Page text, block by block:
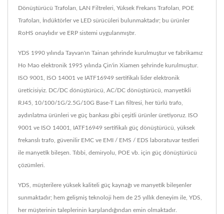
Dönüştürücü Trafoları, LAN Filtreleri, Yüksek Frekans Trafoları, POE
Trafoları, İndüktörler ve LED sürücüleri bulunmaktadır; bu ürünler
RoHS onaylıdır ve ERP sistemi uygulanmıştır.
YDS 1990 yılında Tayvan'ın Tainan şehrinde kurulmuştur ve fabrikamız
Ho Mao elektronik 1995 yılında Çin'in Xiamen şehrinde kurulmuştur.
ISO 9001, ISO 14001 ve IATF16949 sertifikalı lider elektronik
üreticisiyiz. DC/DC dönüştürücü, AC/DC dönüştürücü, manyetikli
RJ45, 10/100/1G/2.5G/10G Base-T Lan filtresi, her türlü trafo,
aydınlatma ürünleri ve güç bankası gibi çeşitli ürünler üretiyoruz. ISO
9001 ve ISO 14001, IATF16949 sertifikalı güç dönüştürücü, yüksek
frekanslı trafo, güvenilir EMC ve EMI / EMS / EDS laboratuvar testleri
ile manyetik bileşen. Tıbbi, demiryolu, POE vb. için güç dönüştürücü
çözümleri.
YDS, müşterilere yüksek kaliteli güç kaynağı ve manyetik bileşenler
sunmaktadır; hem gelişmiş teknoloji hem de 25 yıllık deneyim ile, YDS,
her müşterinin taleplerinin karşılandığından emin olmaktadır.